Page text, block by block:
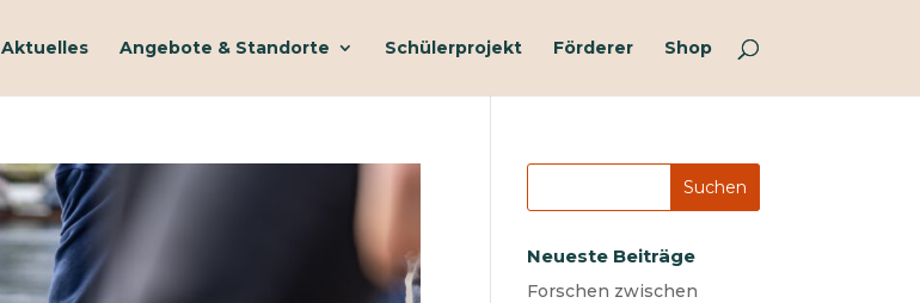
Aktuelles Angebote & Standorte Schülerprojekt Förderer Shop
Neueste Beiträge
Forschen zwischen